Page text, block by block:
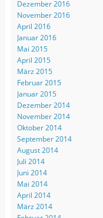
Dezember 2016
November 2016
April 2016
Januar 2016
Mai 2015
April 2015
März 2015
Februar 2015
Januar 2015
Dezember 2014
November 2014
Oktober 2014
September 2014
August 2014
Juli 2014
Juni 2014
Mai 2014
April 2014
März 2014